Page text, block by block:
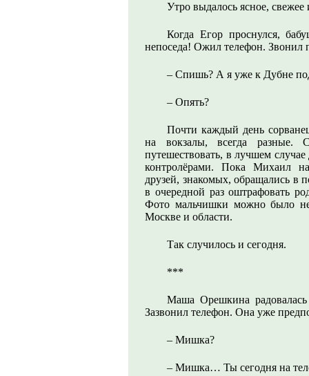
Утро выдалось ясное,
Когда Егор проснулся,
непоседа! Ожил телефон. Звонил
– Спишь? А я уже к Дубне
– Опять?
Почти каждый день
на вокзалы, всегда разные.
путешествовать, в лучшем
контролёрами. Пока Михаил
друзей, знакомых, обращались в
в очередной раз оштрафовать
Фото мальчишки можно было
Москве и области.
Так случилось и сегодня.
***
Маша Орешкина
Зазвонил телефон. Она уже
– Мишка?
– Мишка… Ты сегодня на